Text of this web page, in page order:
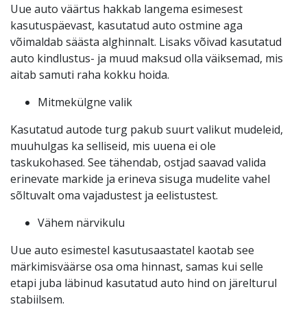
Uue auto väärtus hakkab langema esimesest
kasutuspäevast, kasutatud auto ostmine aga
võimaldab säästa alghinnalt. Lisaks võivad kasutatud
auto kindlustus- ja muud maksud olla väiksemad, mis
aitab samuti raha kokku hoida.
Mitmekülgne valik
Kasutatud autode turg pakub suurt valikut mudeleid,
muuhulgas ka selliseid, mis uuena ei ole
taskukohased. See tähendab, ostjad saavad valida
erinevate markide ja erineva sisuga mudelite vahel
sõltuvalt oma vajadustest ja eelistustest.
Vähem närvikulu
Uue auto esimestel kasutusaastatel kaotab see
märkimisväärse osa oma hinnast, samas kui selle
etapi juba läbinud kasutatud auto hind on järelturul
stabiilsem.